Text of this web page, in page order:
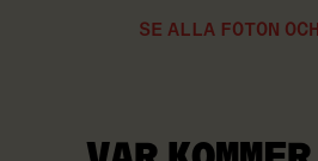
SE ALLA FOTON